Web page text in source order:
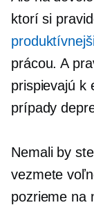
ktorí si
prácou. A
prispievajú k
prípady
Nemali by
vezmete
pozrieme na